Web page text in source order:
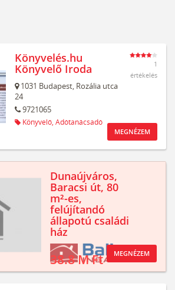
Könyvelés.hu
Könyvelő Iroda
1031 Budapest, Rozália utca
24
9721065
Könyvelő, Adótanácsadó
1
értékelés
MEGNÉZEM
Dunaújváros,
Baracsi út, 80
m²-es,
felújítandó
állapotú családi
ház
38.8 M Ft MEGNÉZEM